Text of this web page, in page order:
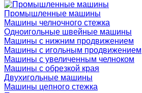
Промышленные машины
Машины челночного стежка
Одноигольные швейные машины
Машины с нижним продвижением
Машины с игольным продвижением
Машины с увеличенным челноком
Машины с обрезкой края
Двухигольные машины
Машины цепного стежка